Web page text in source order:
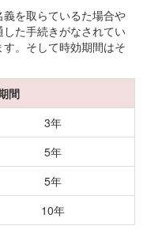
を取らているた場合や
た手続きがなされてい
。そして時効期間はそ
間
3年
5年
5年
10年